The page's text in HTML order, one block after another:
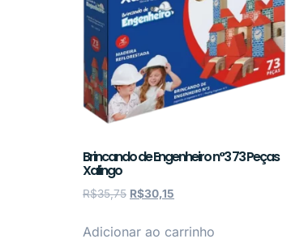
Brincando de Engenheiro n°3 73 Peças
Xalingo
R$35,75 R$30,15
Adicionar ao carrinho